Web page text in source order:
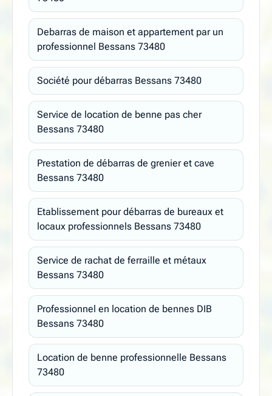
Debarras de maison et appartement par un
professionnel Bessans 73480
Société pour débarras Bessans 73480
Service de location de benne pas cher
Bessans 73480
Prestation de débarras de grenier et cave
Bessans 73480
Etablissement pour débarras de bureaux et
locaux professionnels Bessans 73480
Service de rachat de ferraille et métaux
Bessans 73480
Professionnel en location de bennes DIB
Bessans 73480
Location de benne professionnelle Bessans
73480